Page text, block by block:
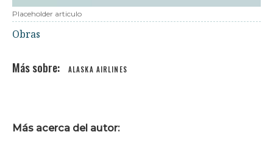
Placeholder articulo
Obras
ALASKA AIRLINES
Más acerca del autor: